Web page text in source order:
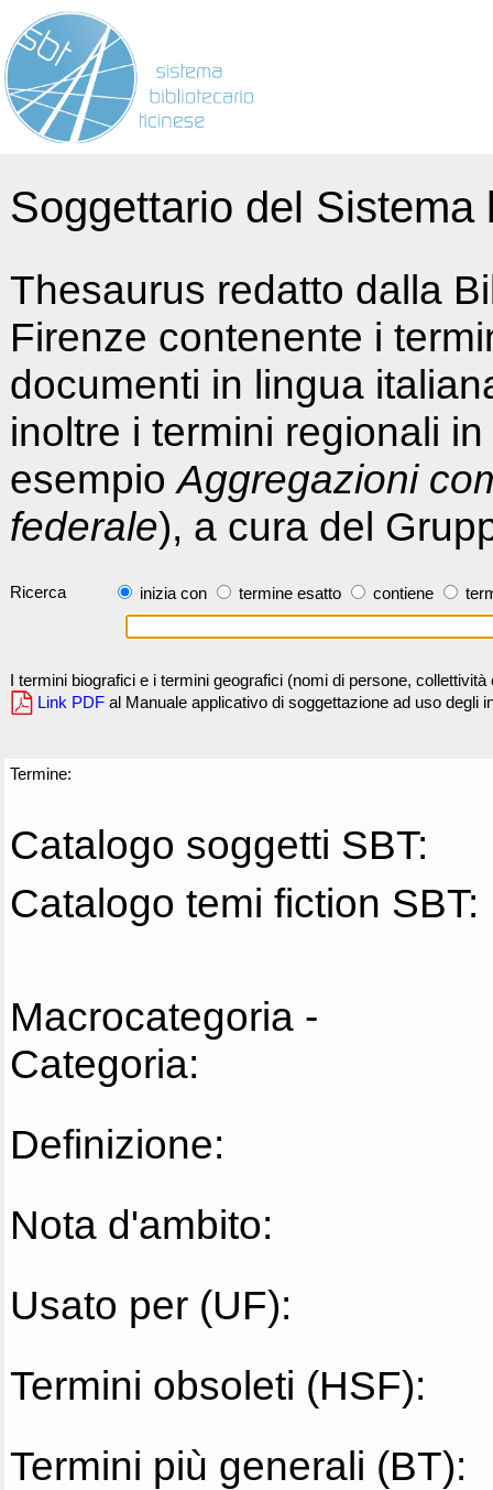
Soggettario del
Thesaurus redatto dalla
Firenze contenente i
documenti in lingua
inoltre i termini regionali
esempioAggregazioni
federale), a cura del
Ricerca inizia con termine esatto contiene
I termini biografici e i termini geografici (nomi di persone,
Link PDF al Manuale applicativo di soggettazione ad uso degli
Termine:
Catalogo soggetti SBT:
Catalogo temi fiction SBT:
Macrocategoria -
Categoria:
Definizione:
Nota d'ambito:
Usato per (UF):
Termini obsoleti (HSF):
Termini più generali (BT):